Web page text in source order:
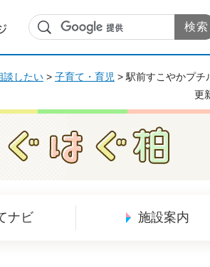
談したい > 子育て・育児 > 駅前すこやかプチ
更
報 はぐはぐ柏
ナビ 施設案内